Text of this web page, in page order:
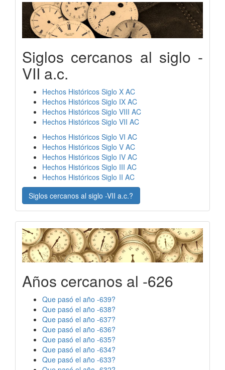
Siglos cercanos al siglo -
VII a.c.
Hechos Históricos Siglo X AC
Hechos Históricos Siglo IX AC
Hechos Históricos Siglo VIII AC
Hechos Históricos Siglo VII AC
Hechos Históricos Siglo VI AC
Hechos Históricos Siglo V AC
Hechos Históricos Siglo IV AC
Hechos Históricos Siglo III AC
Hechos Históricos Siglo II AC
Siglos cercanos al siglo -VII a.c.?
Años cercanos al -626
Que pasó el año -639?
Que pasó el año -638?
Que pasó el año -637?
Que pasó el año -636?
Que pasó el año -635?
Que pasó el año -634?
Que pasó el año -633?